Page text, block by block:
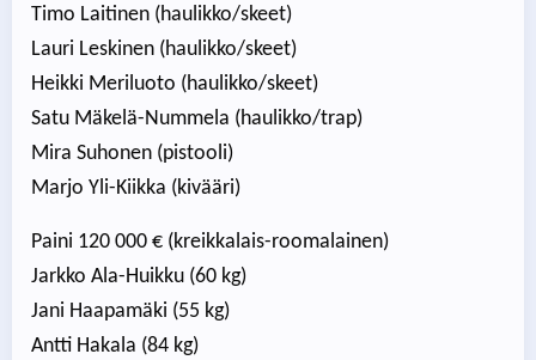
Timo Laitinen (haulikko/skeet)
Lauri Leskinen (haulikko/skeet)
Heikki Meriluoto (haulikko/skeet)
Satu Mäkelä-Nummela (haulikko/trap)
Mira Suhonen (pistooli)
Marjo Yli-Kiikka (kivääri)
Paini 120 000 € (kreikkalais-roomalainen)
Jarkko Ala-Huikku (60 kg)
Jani Haapamäki (55 kg)
Antti Hakala (84 kg)